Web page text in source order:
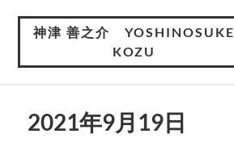
神津 善之介 YOSHINOSUKE
KOZU
2021年9月19日